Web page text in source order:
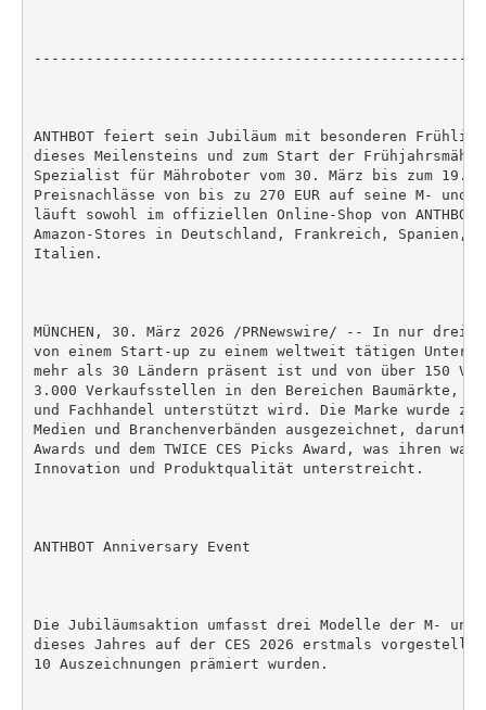
ANTHBOT feiert sein Jubiläum mit besonderen
dieses Meilensteins und zum Start der
Spezialist für Mähroboter vom 30. März bis zum 19.
Preisnachlässe von bis zu 270 EUR auf seine M- und
läuft sowohl im offiziellen Online-Shop von
Amazon-Stores in Deutschland, Frankreich, Spanien,
Italien.
MÜNCHEN, 30. März 2026 /PRNewswire/ -- In nur drei
von einem Start-up zu einem weltweit tätigen
mehr als 30 Ländern präsent ist und von über 150
3.000 Verkaufsstellen in den Bereichen Baumärkte,
und Fachhandel unterstützt wird. Die Marke wurde
Medien und Branchenverbänden ausgezeichnet,
Awards und dem TWICE CES Picks Award, was ihren
Innovation und Produktqualität unterstreicht.
ANTHBOT Anniversary Event
Die Jubiläumsaktion umfasst drei Modelle der M- und
dieses Jahres auf der CES 2026 erstmals vorgestellt
10 Auszeichnungen prämiert wurden.